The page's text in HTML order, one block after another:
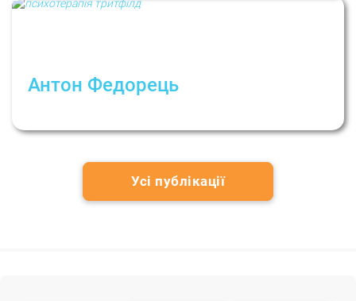
Антон Федорець
Усі публікації